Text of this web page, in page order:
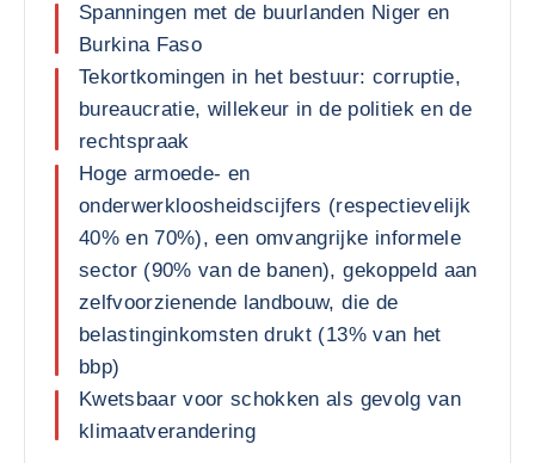
Spanningen met de buurlanden Niger en
Burkina Faso
Tekortkomingen in het bestuur: corruptie,
bureaucratie, willekeur in de politiek en de
rechtspraak
Hoge armoede- en
onderwerkloosheidscijfers (respectievelijk
40% en 70%), een omvangrijke informele
sector (90% van de banen), gekoppeld aan
zelfvoorzienende landbouw, die de
belastinginkomsten drukt (13% van het
bbp)
Kwetsbaar voor schokken als gevolg van
klimaatverandering